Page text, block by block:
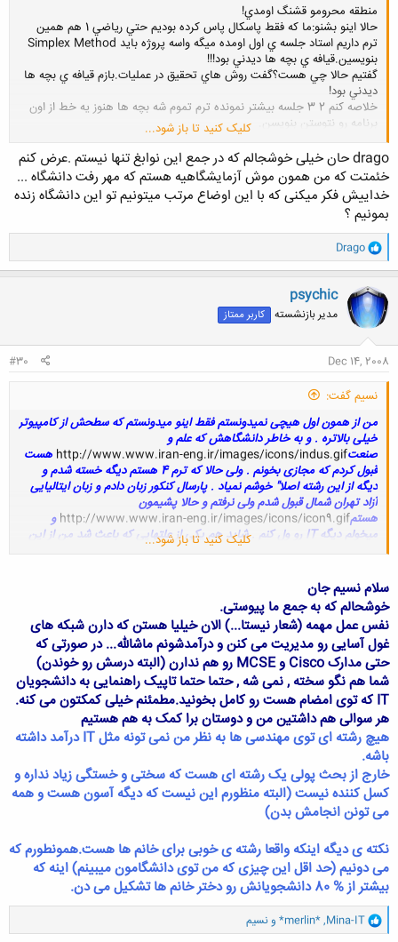
منطقه محرومو قشنگ اومدي!
حالا اينو بشنو:ما كه فقط پاسكال پاس كرده بوديم حتي رياضي 1 هم همين
ترم داريم استاد جلسه ي اول اومده ميگه واسه پروژه بايد Simplex Method
بنويسين.قيافه ي بچه ها ديدني بود!!!
گفتيم حالا چي هست؟گفت روش هاي تحقيق در عمليات.بازم قيافه ي بچه ها
ديدني بود!
خلاصه كنم 2 3 جلسه بيشتر نمونده ترم تموم شه بچه ها هنوز يه خط از اون
برنامه رو نتوستن بنويسن.
ما اولين ورودي هاي IT هستيم.شانس آورديم افتاديم بهمن.بيچاره اونا كه
افتادن مهر شدن موش آزمايشگاهي ما.هيچ دانشگاه ديگه اي هم اينجا IT
نداره.بعد استاد ميگه برين از ترم بالايي ها بپرسين!!!
كدوم ترم بالايي آخه لامسب؟؟!!!
روحيه رو داري؟! خدايي تو بودي ميومدي دنبال پيشرفت؟
من شدم مرجع واسه بچه ها.مني كه هنوز هيچي نميدونم.دانشگاه حتي وبلاگ
هم نداره(سايت كه سهله).خودم وبلاگ زدم اخبار دانشگاهو ميدم.نمونه سوال و
اينا ميگردم پيدا ميكنم ميزارم.
حالا اينا كه گفتم چه ربطي داشت خودمم نفهميدم!!!
کلیک کنید تا باز شود...
drago حان خیلی خوشجالم که در جمع این نوابغ تنها نیستم .عرض کنم
خئمتت که من همون موش آزمایشگاهیه هستم که مهر رفت دانشگاه ...
خداییش فکر میکنی که با این اوضاع مرتب میتونیم تو این دانشگاه زنده
بمونیم ؟
و
ا
ک
ن
ش
ه
ا
Drago
psychic
مدیر بازنشسته کاربر ممتاز
Dec 14, 2008
#30
نسیم گفت:
من از همون اول هیچی نمیدونستم فقط اینو میدونستم که سطحش از کامپیوتر
خیلی بالاتره . و به خاطر دانشگاهش که علم و
صنعتhttp://www.www.iran-eng.ir/images/icons/indus.gif هست
قبول کردم که مجازی بخونم . ولی حالا که ترم 4 هستم دیگه خسته شدم و
دیگه از این رشته اصلا" خوشم نمیاد . پارسال کنکور زبان دادم و زبان ایتالیایی
آزاد تهران شمال قبول شدم ولی نرفتم و حالا پشیمون
هستمhttp://www.www.iran-eng.ir/images/icons/icon9.gifو
میخولم دیگه IT رو ول کنم . شاید هم یکی از علتهایی که باعث شد من از این
رشته متنفر بشم استادای دانشگاهمون هست چون هرچقدر هم که درس
بیشتری برای درس خوندن دارید و با اینکه درس نمیدن بعضی از قسمتها رو از
اون قسمتها بیشتر سئوال میدن.
بنویسن و نه مجازیhttp://www.www.iran-
eng.ir/images/icons/icon9.gif
.
کلیک کنید تا باز شود...
سلام نسیم جان
خوشحالم که به جمع ما پیوستی.
نفس عمل مهمه (شعار نیستا...) الان خیلیا هستن که دارن شبکه های
غول آسایی رو مدیریت می کنن و درآمدشونم ماشالله... در صورتی که
حتی مدارک Cisco و MCSE رو هم ندارن (البته درسش رو خوندن)
شما هم نگو سخته , نمی شه , حتما حتما تاپیک راهنمایی به دانشجویان
IT که توی امضام هست رو کامل بخونید.مطمئنم خیلی کمکتون می کنه.
هر سوالی هم داشتین من و دوستان برا کمک به هم هستیم
هیچ رشته ای توی مهندسی ها به نظر من نمی تونه مثل IT درآمد داشته
باشه.
خارج از بحث پولی یک رشته ای هست که سختی و خستگی زیاد نداره و
کسل کننده نیست (البته منظورم این نیست که دیگه آسون هست و همه
می تونن انجامش بدن)
نکته ی دیگه اینکه واقعا رشته ی خوبی برای خانم ها هست.همونطورم که
می دونیم (حد اقل این چیزی که من توی دانشگامون میبینم) اینه که
بیشتر از % 80 دانشجویانش رو دختر خانم ها تشکیل می دن.
و
ا
Mina-IT
,
*merlin* ونسیم